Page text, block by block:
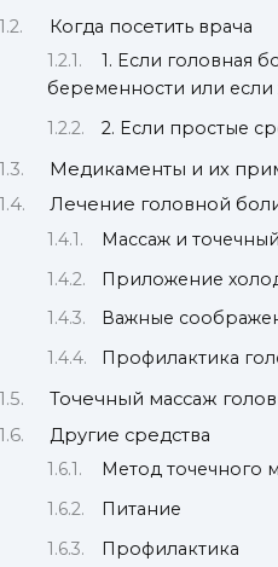
Когда посетить врача
1. Если головная
беременности или если
2. Если простые
Медикаменты и их
Лечение головной
Массаж и
Приложение
Важные
Профилактика
Точечный массаж
Другие средства
Метод точечного
Питание
Профилактика